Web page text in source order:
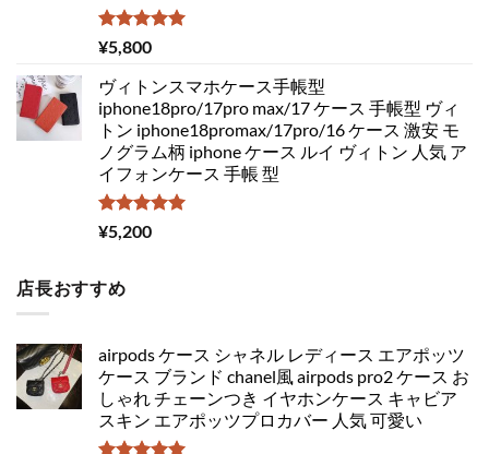
5段階中
5.00
¥5,800
ヴィトンスマホケース手帳型
iphone18pro/17pro max/17 ケース 手帳型 ヴィ
トン iphone18promax/17pro/16 ケース 激安 モ
ノグラム柄 iphone ケース ルイ ヴィトン 人気 ア
イフォンケース 手帳 型
5段階中
5.00
¥5,200
店長おすすめ
airpods ケース シャネル レディース エアポッツ
ケース ブランド chanel風 airpods pro2 ケース お
しゃれ チェーンつき イヤホンケース キャビア
スキン エアポッツプロカバー 人気 可愛い